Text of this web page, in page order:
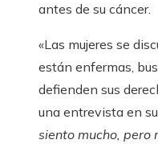
antes de su cáncer.
«Las mujeres se
están enfermas,
defienden sus
una entrevista en su
siento mucho, pero